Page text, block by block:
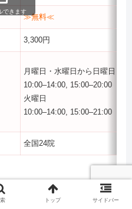
≫無料≪
3,300円
月曜日・水曜日から日曜日
10:00–14:00, 15:00–20:00
火曜日
10:00–14:00, 15:00–21:00
全国24院
できます
トップ サイドバー